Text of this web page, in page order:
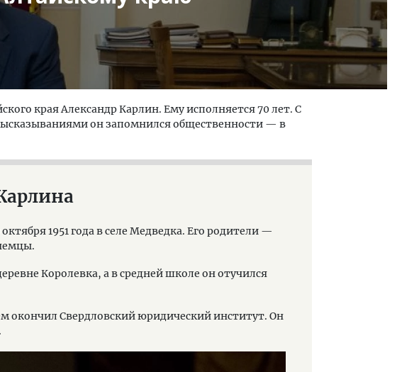
края Александр Карлин. Ему исполняется 70 лет. С
он запомнился общественности — в
1951 года в селе Медведка. Его родители —
Королевка, а в средней школе он отучился
окончил Свердловский юридический институт. Он